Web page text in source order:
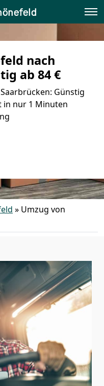
nach
ab 84 €
Günstig
in nur 1 Minuten
» Umzug von